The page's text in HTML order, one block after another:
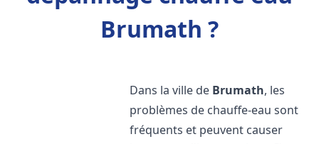
Brumath ?
Dans la ville de Brumath, les
problèmes de chauffe-eau sont
fréquents et peuvent causer